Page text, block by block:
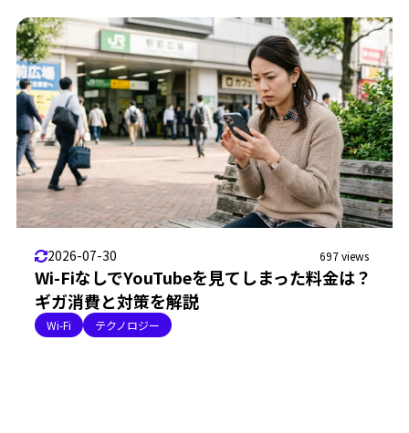
2026-07-30 697 views
Wi-FiなしでYouTubeを見てしまった料金は？
ギガ消費と対策を解説
Wi-Fi テクノロジー